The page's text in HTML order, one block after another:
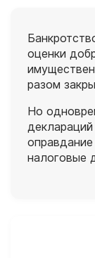
оценки
разом
Но
налоговые